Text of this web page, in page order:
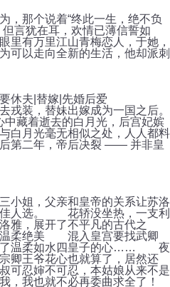
，那个说着“终此一生，绝不负
言犹在耳，欢情已薄信誓如
里有万里江山青梅恋人，于她，
可以走向全新的生活，他却派刺
休夫|替嫁|先婚后爱
戎装，替妹出嫁成为一国之后。
藏着逝去的白月光，后宫妃嫔
白月光毫无相似之处，人人都料
第二年，帝后决裂 —— 并非皇
小姐，父亲和皇帝的关系让苏洛
佳人选。 花轿没坐热，一支利
雅，展开了不平凡的古代之
柔绝美 混入皇宫要找武卿
了温柔如水四皇子的心…… 夜
卿王爷花心也就算了，居然还
可忍婶不可忍，本姑娘从来不是
，我也就不必再委曲求全了！